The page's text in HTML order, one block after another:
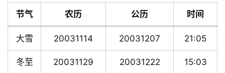
节气 农历 公历 时间
大雪 20031114 20031207 21:05
冬至 20031129 20031222 15:03